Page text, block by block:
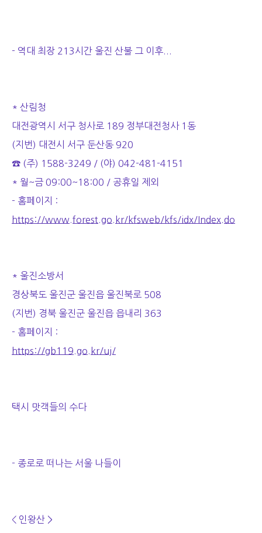
- 역대 최장 213시간 울진 산불 그 이후...
* 산림청
대전광역시 서구 청사로 189 정부대전청사 1동
(지번) 대전시 서구 둔산동 920
☎ (주) 1588-3249 / (야) 042-481-4151
* 월~금 09:00~18:00 / 공휴일 제외
- 홈페이지 :
https://www.forest.go.kr/kfsweb/kfs/idx/Index.do
* 울진소방서
경상북도 울진군 울진읍 울진북로 508
(지번) 경북 울진군 울진읍 읍내리 363
- 홈페이지 :
https://gb119.go.kr/uj/
택시 맛객들의 수다
- 종로로 떠나는 서울 나들이
< 인왕산 >